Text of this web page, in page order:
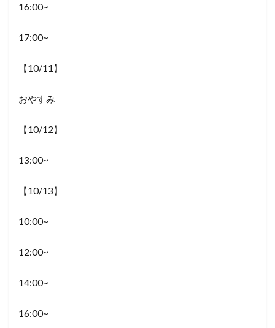
16:00~
17:00~
【10/11】
おやすみ
【10/12】
13:00~
【10/13】
10:00~
12:00~
14:00~
16:00~